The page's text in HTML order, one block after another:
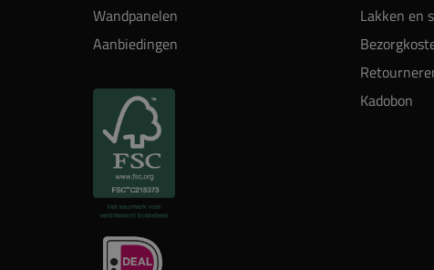
Wandpanelen
Aanbiedingen
Lakken en
Kadobon